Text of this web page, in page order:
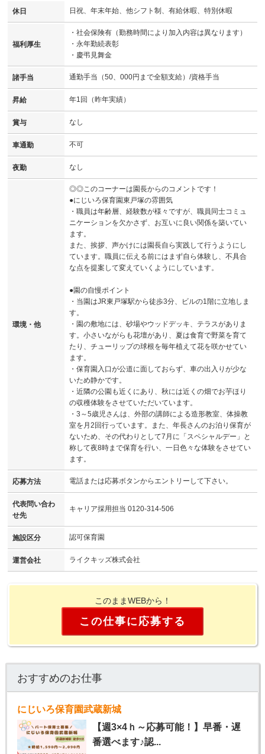
休日 日祝、年末年始、他シフト制、有給休暇、特別休暇
福利厚生
・社会保険有（勤務時間により加入内容は異なります）
・永年勤続表彰
・慶弔見舞金
諸手当 通勤手当（50、000円まで全額支給）/資格手当
昇給 年1回（昨年実績）
賞与 なし
車通勤 不可
夜勤 なし
環境・他
◎◎このコーナーは園長からのコメントです！
●にじいろ保育園東戸塚の雰囲気
・職員は年齢層、経験数が様々ですが、職員同士コミュ
ニケーションを欠かさず、お互いに良い関係を築いてい
ます。
また、挨拶、声かけには園長自ら実践して行うようにし
ています。職員に伝える前にはまず自ら体験し、不具合
な点を提案して変えていくようにしています。
●園の自慢ポイント
・当園はJR東戸塚駅から徒歩3分、ビルの1階に立地しま
す。
・園の敷地には、砂場やウッドデッキ、テラスがありま
す。小さいながらも花壇があり、夏は食育で野菜を育て
たり、チューリップの球根を毎年植えて花を咲かせてい
ます。
・保育園入口が公道に面しておらず、車の出入りが少な
いため静かです。
・近隣の公園も近くにあり、秋には近くの畑でお芋ほり
の収穫体験をさせていただいています。
・3～5歳児さんは、外部の講師による造形教室、体操教
室を月2回行っています。また、年長さんのお泊り保育が
ないため、その代わりとして7月に「スペシャルデー」と
称して夜8時まで保育を行い、一日色々な体験をさせてい
ます。
応募方法 電話または応募ボタンからエントリーして下さい。
代表問い合わ
せ先
キャリア採用担当 0120-314-506
施設区分 認可保育園
運営会社 ライクキッズ株式会社
このままWEBから！
この仕事に応募する
おすすめのお仕事
にじいろ保育園武蔵新城
【週3×4ｈ～応募可能！】早番・遅
番選べます♪認...